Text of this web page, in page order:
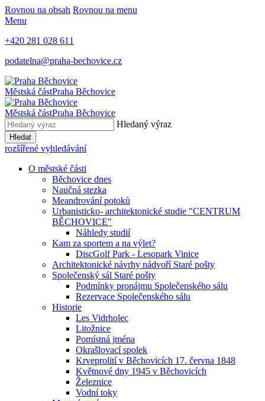
Rovnou na obsah Rovnou na menu
Menu
+420 281 028 611
podatelna@praha-bechovice.cz
Městská částPraha Běchovice
Městská částPraha Běchovice
Hledaný výraz
Hledat
rozšířené vyhledávání
O městské části
Běchovice dnes
Naučná stezka
Meandrování potoků
Urbanisticko- architektonické studie "CENTRUM
BĚCHOVICE"
Náhledy studií
Kam za sportem a na výlet?
DiscGolf Park - Lesopark Vinice
Architektonické návrhy nádvoří Staré pošty
Společenský sál Staré pošty
Podmínky pronájmu Společenského sálu
Rezervace Společenského sálu
Historie
Les Vidrholec
Litožnice
Pomístná jména
Okrašlovací spolek
Krveprolití v Běchovicích 17. června 1848
Květnové dny 1945 v Běchovicích
Železnice
Vodní toky